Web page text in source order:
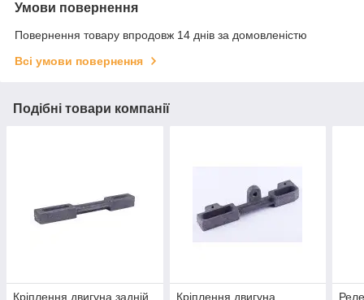
Умови повернення
Повернення товару впродовж 14 днів за домовленістю
Всі умови повернення
Подібні товари компанії
Кріплення двигуна задній Кріплення двигуна